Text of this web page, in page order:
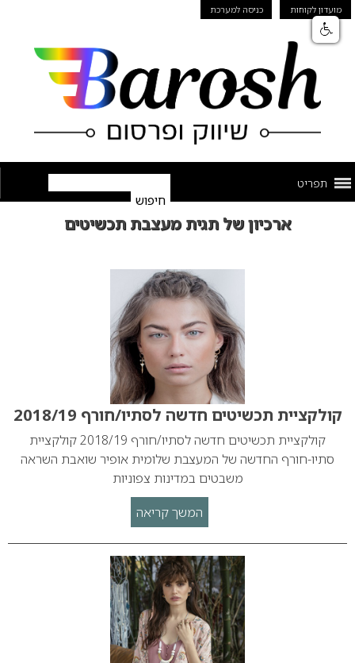
מועדון לקוחות כניסה למערכת
תפריט
ארכיון של תגית מעצבת תכשיטים
קולקציית תכשיטים חדשה לסתיו/חורף 2018/19
קולקציית תכשיטים חדשה לסתיו/חורף 2018/19 קולקציית
סתיו-חורף החדשה של המעצבת שלומית אופיר שואבת השראה
משבטים במדינות צפוניות
המשך קריאה